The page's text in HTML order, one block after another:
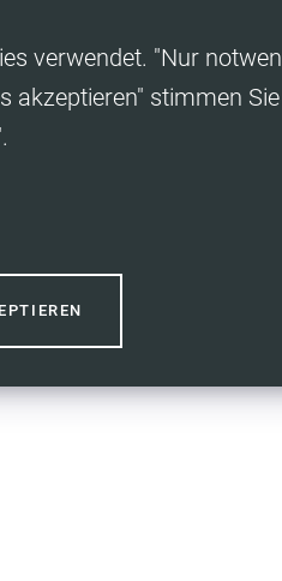
verwendet. "Nur
akzeptieren" stimmen